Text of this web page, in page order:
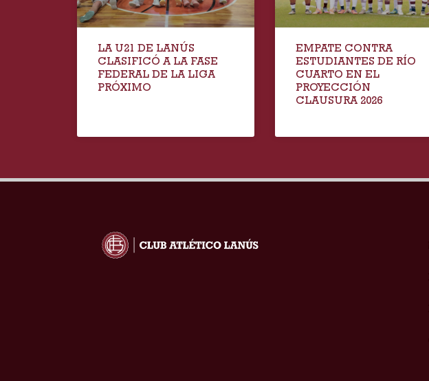
LA U21 DE LANÚS
CLASIFICÓ A LA FASE
FEDERAL DE LA LIGA
PRÓXIMO
EMPATE CONTRA
ESTUDIANTES DE RÍO
CUARTO EN EL
PROYECCIÓN
CLAUSURA 2026